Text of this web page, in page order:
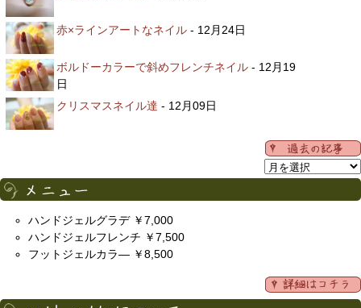
赤×ラインアートなネイル - 12月24日
ボルドーカラーで斜めフレンチネイル - 12月19
日
クリスマスネイル達 - 12月09日
ハンドジェルグラデ ￥7,000
ハンドジェルフレンチ ￥7,500
フットジェルカラ― ￥8,500